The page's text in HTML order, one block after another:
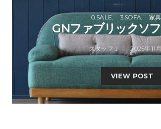
0.SALE 3.SOFA 家
GNファブリックソ
スタッフＪ 2025年11
VIEW POST